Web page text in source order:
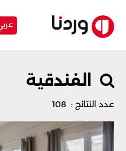
عربي
الفندقية
عدد النتائج : 108